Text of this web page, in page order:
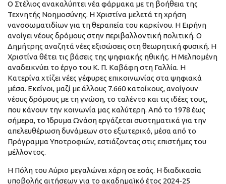
Ο Στέλιος ανακαλύπτει νέα φάρμακα με τη βοήθεια της
Τεχνητής Νοημοσύνης. Η Χριστίνα μελετά τη χρήση
νανοσωματιδίων για τη θεραπεία του καρκίνου. Η Ειρήνη
ανοίγει νέους δρόμους στην περιβαλλοντική πολιτική. Ο
Δημήτρης αναζητά νέες εξισώσεις στη θεωρητική φυσική. Η
Χριστίνα θέτει τις βάσεις της ψηφιακής ηθικής. Η Μελπομένη
αναδεικνύει το έργο του Κ. Π. Καβάφη στη Γαλλία. Η
Κατερίνα χτίζει νέες γέφυρες επικοινωνίας στα ψηφιακά
μέσα. Εκείνοι, μαζί με άλλους 7.660 κατοίκους, ανοίγουν
νέους δρόμους με τη γνώση, το ταλέντο και τις ιδέες τους,
που κάνουν την κοινωνία μας καλύτερη. Από το 1978 έως
σήμερα, το Ίδρυμα Ωνάση εργάζεται συστηματικά για την
απελευθέρωση δυνάμεων στο εξωτερικό, μέσα από το
Πρόγραμμα Υποτροφιών, εστιάζοντας στις επιστήμες του
μέλλοντος.
Η Πόλη του Αύριο μεγαλώνει χάρη σε εσάς. Η διαδικασία
υποβολής αιτήσεων για το ακαδημαϊκό έτος 2024-25